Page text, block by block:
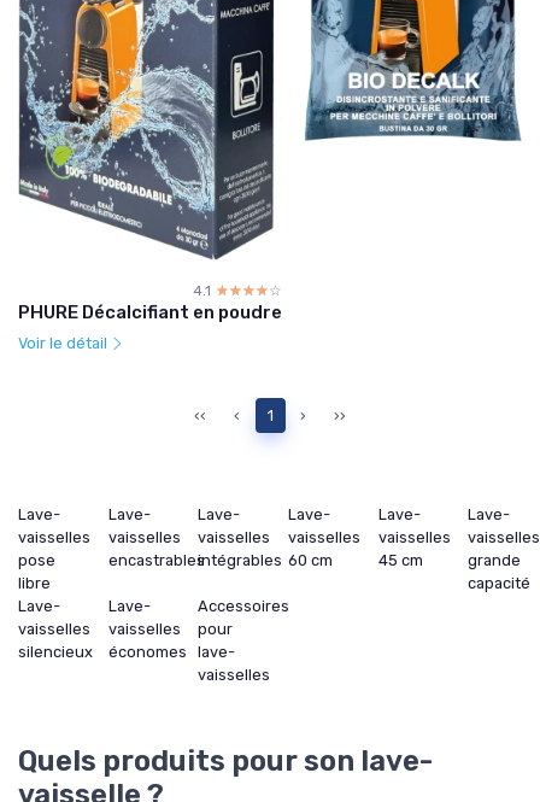
4.1 ☆☆☆☆☆
★★★★★
PHURE Décalcifiant en poudre
Voir le détail
‹‹ ‹ 1 › ››
Lave-
vaisselles
pose
libre
Lave-
vaisselles
encastrables
Lave-
vaisselles
intégrables
Lave-
vaisselles
60 cm
Lave-
vaisselles
45 cm
Lave-
vaisselles
grande
capacité
Lave-
vaisselles
silencieux
Lave-
vaisselles
économes
Accessoires
pour
lave-
vaisselles
Quels produits pour son lave-